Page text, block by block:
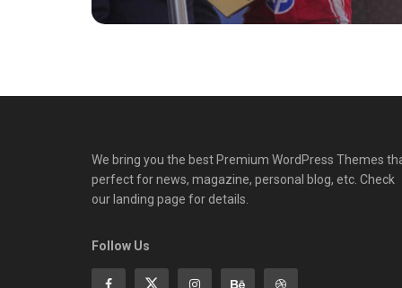
We bring you the best Premium WordPress Themes
perfect for news, magazine, personal blog, etc. Check
our landing page for details.
Follow Us